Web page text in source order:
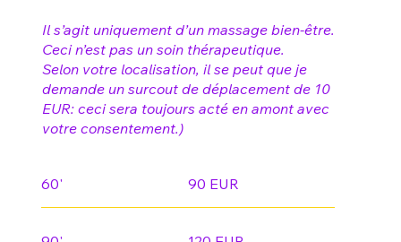
Il s’agit uniquement d’un massage bien-être.
Ceci n’est pas un soin thérapeutique.
Selon votre localisation, il se peut que je
demande un surcout de déplacement de 10
EUR: ceci sera toujours acté en amont avec
votre consentement.)
60' 90 EUR